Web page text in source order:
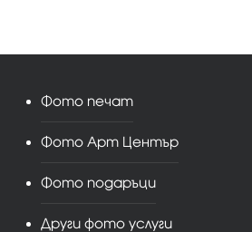
Фото печат
Фото Арт Център
Фото подаръци
Други фото услуги